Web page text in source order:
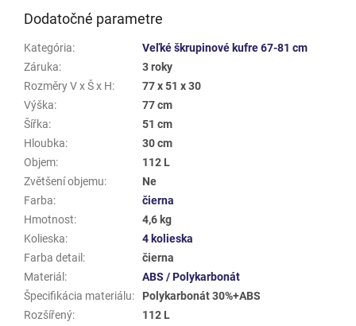
Dodatočné parametre
Kategória:
Veľké škrupinové kufre 67-81 cm
Záruka:
3 roky
Rozměry V x Š x H:
77 x 51 x 30
Výška:
77 cm
Šířka:
51 cm
Hloubka:
30 cm
Objem:
112 L
Zvětšení objemu:
Ne
Farba:
čierna
Hmotnost:
4,6 kg
Kolieska:
4 kolieska
Farba detail :
čierna
Materiál :
ABS / Polykarbonát
Špecifikácia materiálu:
Polykarbonát 30%+ABS
Rozšířený:
112 L